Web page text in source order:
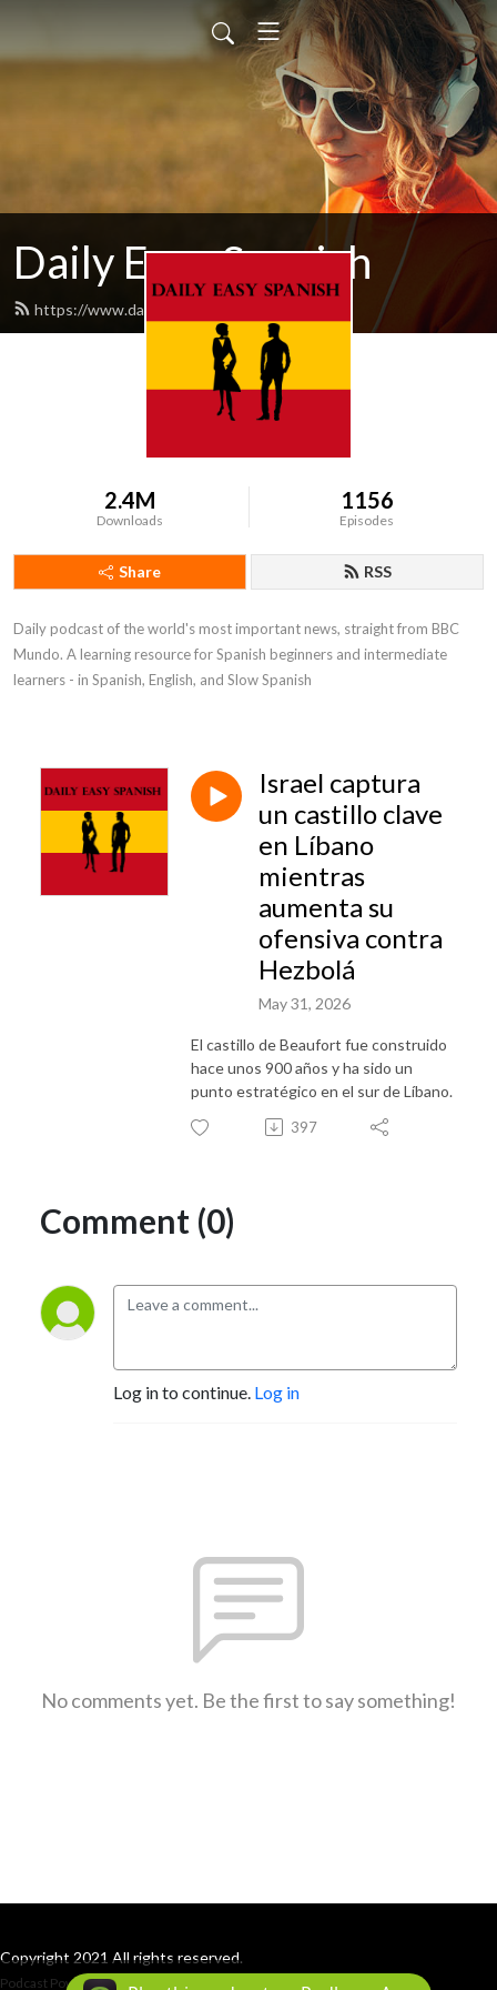
Daily Easy Spanish
https://www.dailyeasyspanish.com/feed.xml
2.4M
Downloads
1156
Episodes
Share RSS
Daily podcast of the world's most important news, straight from BBC
Mundo. A learning resource for Spanish beginners and intermediate
learners - in Spanish, English, and Slow Spanish
Israel captura
un castillo clave
en Líbano
mientras
aumenta su
ofensiva contra
Hezbolá
May 31, 2026
El castillo de Beaufort fue construido
hace unos 900 años y ha sido un
punto estratégico en el sur de Líbano.
397
Comment (0)
Log in to continue. Log in
No comments yet. Be the first to say something!
Copyright 2021 All rights reserved.
Podcast Powered By Podbean